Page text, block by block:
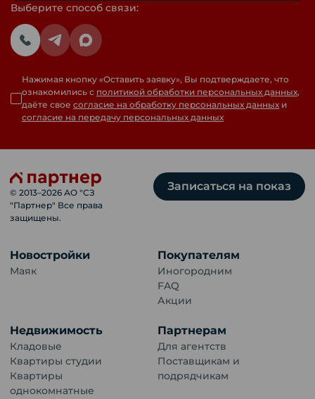
Выберите способ связи:
Нажимая кнопку «Оставить заявку», Вы подтверждаете, что
ознакомились с политикой обработки персональных данных,
даёте свое согласие на обработку персональных данных и
согласие на передачу персональных данных
© 2013–2026 АО "СЗ
"Партнер" Все права
защищены.
Записаться на показ
Новостройки
Маяк
Покупателям
Иногородним
FAQ
Акции
Недвижимость
Кладовые
Квартиры студии
Квартиры
однокомнатные
Партнерам
Для агентств
Поставщикам и
подрядчикам